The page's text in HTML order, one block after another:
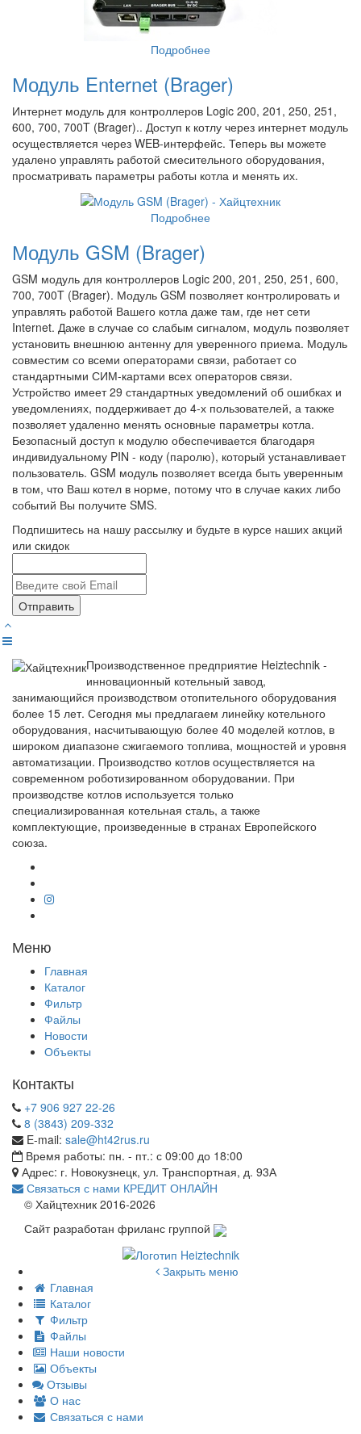
Подробнее
Модуль Enternet (Brager)
Интернет модуль для контроллеров Logic 200, 201, 250, 251,
600, 700, 700T (Brager).. Доступ к котлу через интернет модуль
осуществляется через WEB-интерфейс. Теперь вы можете
удалено управлять работой смесительного оборудования,
просматривать параметры работы котла и менять их.
Подробнее
Модуль GSM (Brager)
GSM модуль для контроллеров Logic 200, 201, 250, 251, 600,
700, 700T (Brager). Модуль GSM позволяет контролировать и
управлять работой Вашего котла даже там, где нет сети
Internet. Даже в случае со слабым сигналом, модуль позволяет
установить внешнюю антенну для уверенного приема. Модуль
совместим со всеми операторами связи, работает со
стандартными СИМ-картами всех операторов связи.
Устройство имеет 29 стандартных уведомлений об ошибках и
уведомлениях, поддерживает до 4-х пользователей, а также
позволяет удаленно менять основные параметры котла.
Безопасный доступ к модулю обеспечивается благодаря
индивидуальному PIN - коду (паролю), который устанавливает
пользователь. GSM модуль позволяет всегда быть уверенным
в том, что Ваш котел в норме, потому что в случае каких либо
событий Вы получите SMS.
Подпишитесь на нашу рассылку и будьте в курсе наших акций
или скидок
Отправить
Производственное предприятие Heiztechnik -
инновационный котельный завод,
занимающийся производством отопительного оборудования
более 15 лет. Сегодня мы предлагаем линейку котельного
оборудования, насчитывающую более 40 моделей котлов, в
широком диапазоне сжигаемого топлива, мощностей и уровня
автоматизации. Производство котлов осуществляется на
современном роботизированном оборудовании. При
производстве котлов используется только
специализированная котельная сталь, а также
комплектующие, произведенные в странах Европейского
союза.
Меню
Главная
Каталог
Фильтр
Файлы
Новости
Объекты
Контакты
+7 906 927 22-26
8 (3843) 209-332
E-mail: sale@ht42rus.ru
Время работы: пн. - пт.: с 09:00 до 18:00
Адрес: г. Новокузнецк, ул. Транспортная, д. 93А
Связаться с нами КРЕДИТ ОНЛАЙН
© Хайцтехник 2016-2026
Сайт разработан фриланс группой
Закрыть меню
Главная
Каталог
Фильтр
Файлы
Наши новости
Объекты
Отзывы
О нас
Связаться с нами